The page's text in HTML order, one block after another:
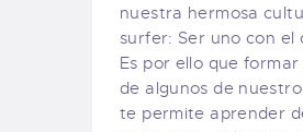
nuestra hermosa
surfer: Ser uno con el
Es por ello que
de algunos de
te permite aprender